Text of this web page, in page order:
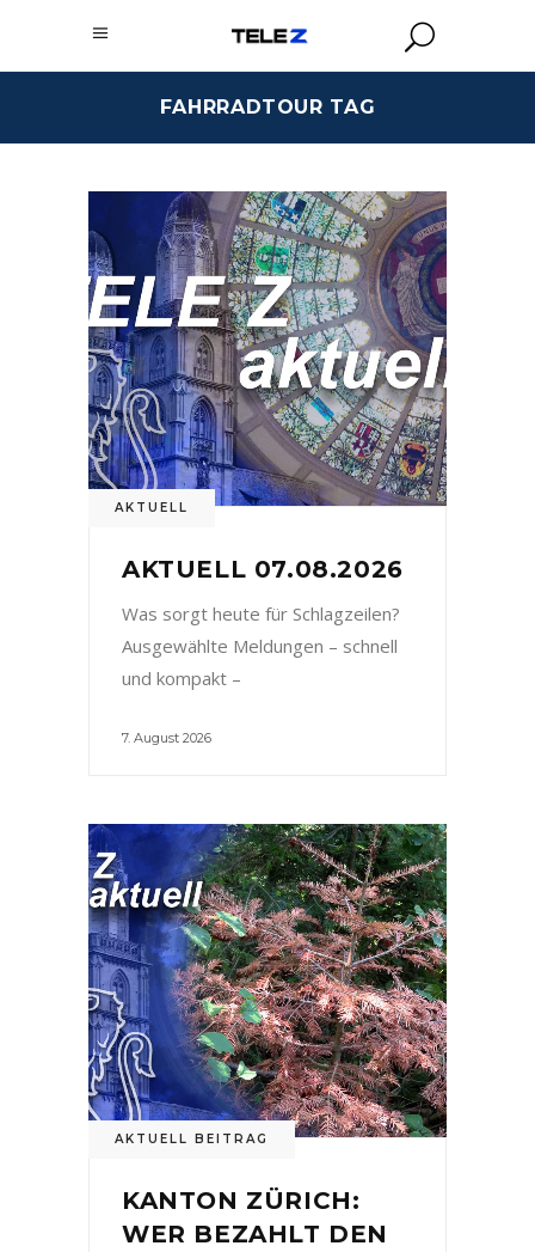
FAHRRADTOUR TAG
AKTUELL
AKTUELL 07.08.2026
Was sorgt heute für Schlagzeilen?
Ausgewählte Meldungen – schnell
und kompakt –
7. August 2026
AKTUELL BEITRAG
KANTON ZÜRICH:
WER BEZAHLT DEN